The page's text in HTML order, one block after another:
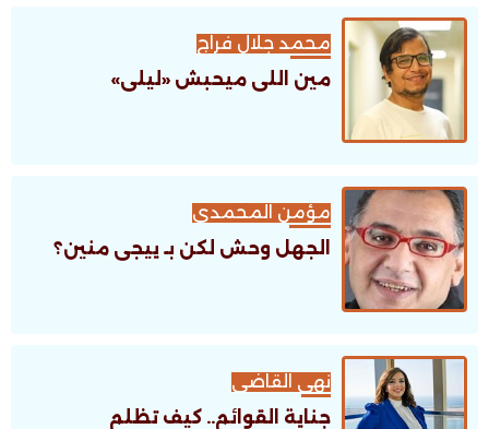
محمد جلال فراج
مين اللى ميحبش «ليلى»
مؤمن المحمدى
الجهل وحش لكن بـ ييجى منين؟
نهى القاضى
جناية القوائم.. كيف تظلم